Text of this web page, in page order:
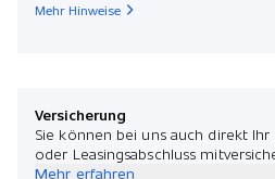
Mehr Hinweise
Versicherung
Sie können bei uns auch direkt
oder Leasingsabschluss
Mehr erfahren